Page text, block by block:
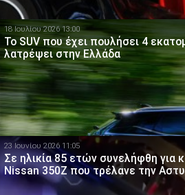
18 Ιουλίου 2026 13:00
Το SUV που έχει πουλήσει 4
λατρέψει στην Ελλάδα
23 Ιουνίου 2026 11:05
Σε ηλικία 85 ετών συνελήφθη
Nissan 350Z που τρέλανε την